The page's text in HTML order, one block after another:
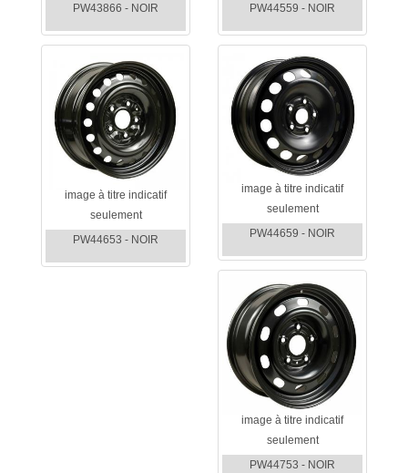
PW43866 - NOIR
PW44559 - NOIR
image à titre indicatif
seulement
PW44653 - NOIR
image à titre indicatif
seulement
PW44659 - NOIR
image à titre indicatif
seulement
PW44753 - NOIR